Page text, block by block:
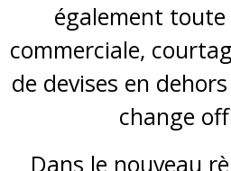
également
commerciale,
de devises en
change
Dans le nouveau